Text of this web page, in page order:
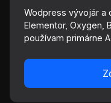
Wodpress vývojár a
Elementor, Oxygen,
používam primárne